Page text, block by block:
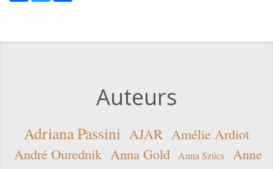
Auteurs
Adriana Passini AJAR Amélie Ardiot
André Ourednik Anna Gold Anna Szücs
Anne